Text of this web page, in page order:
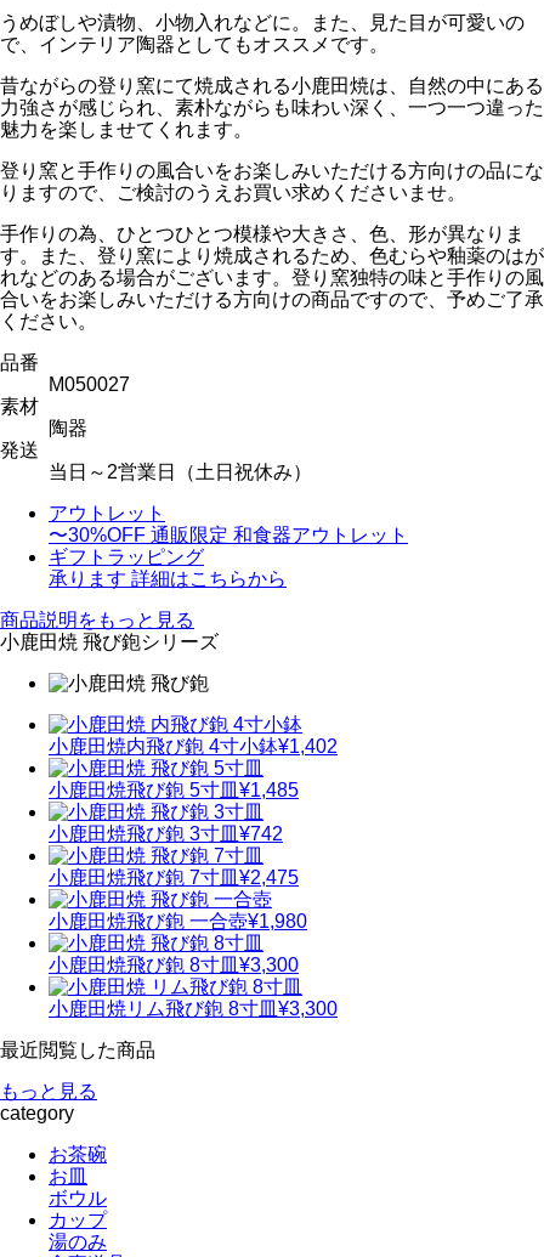
うめぼしや漬物、小物入れなどに。また、見た目が可愛いの
で、インテリア陶器としてもオススメです。
昔ながらの登り窯にて焼成される小鹿田焼は、自然の中にある
力強さが感じられ、素朴ながらも味わい深く、一つ一つ違った
魅力を楽しませてくれます。
登り窯と手作りの風合いをお楽しみいただける方向けの品にな
りますので、ご検討のうえお買い求めくださいませ。
手作りの為、ひとつひとつ模様や大きさ、色、形が異なりま
す。また、登り窯により焼成されるため、色むらや釉薬のはが
れなどのある場合がございます。登り窯独特の味と手作りの風
合いをお楽しみいただける方向けの商品ですので、予めご了承
ください。
品番
M050027
素材
陶器
発送
当日～2営業日（土日祝休み）
アウトレット
〜30%OFF 通販限定 和食器アウトレット
ギフトラッピング
承ります 詳細はこちらから
商品説明をもっと見る
小鹿田焼 飛び鉋シリーズ
小鹿田焼内飛び鉋 4寸小鉢¥1,402
小鹿田焼飛び鉋 5寸皿 ¥1,485
小鹿田焼飛び鉋 3寸皿 ¥742
小鹿田焼飛び鉋 7寸皿 ¥2,475
小鹿田焼飛び鉋 一合壺¥1,980
小鹿田焼飛び鉋 8寸皿 ¥3,300
小鹿田焼リム飛び鉋 8寸皿 ¥3,300
最近閲覧した商品
もっと見る
category
お茶碗
お皿
ボウル
カップ
湯のみ